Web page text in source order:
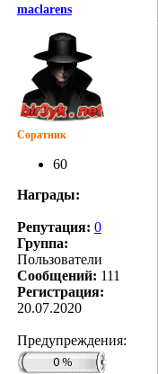
maclarens
Соратник
60
Награды:
Репутация: 0
Группа:
Пользователи
Сообщений: 111
Регистрация:
20.07.2020
Предупреждения: